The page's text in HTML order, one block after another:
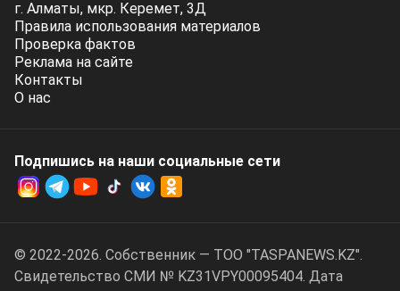
г. Алматы, мкр. Керемет, 3Д
Правила использования материалов
Проверка фактов
Реклама на сайте
Контакты
О нас
Подпишись на наши социальные cети
© 2022-2026. Собственник — ТОО "TASPANEWS.KZ".
Cвидетельство СМИ № KZ31VPY00095404. Дата